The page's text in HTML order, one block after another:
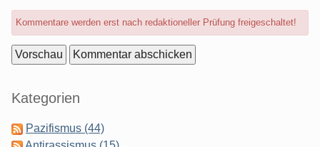
Kommentare werden erst nach redaktioneller Prüfung freigeschaltet!
Seitenleiste
Kategorien
Pazifismus (44)